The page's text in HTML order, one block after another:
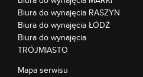
Biura do wynajęcia RASZYN
Biura do wynajęcia ŁÓDŹ
Biura do wynajęcia
TRÓJMIASTO
Mapa serwisu